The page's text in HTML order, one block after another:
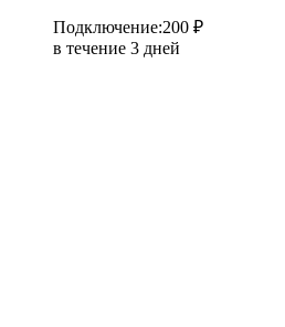
Подключение:200 ₽
в течение 3 дней